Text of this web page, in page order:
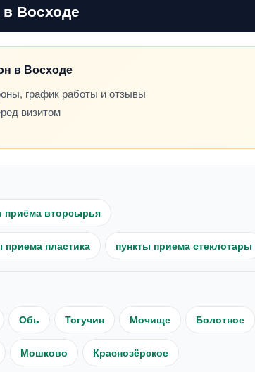
Восходе
в Восходе
график работы и отзывы
визитом
приёма вторсырья
приема пластика пункты приема стеклотары
Обь Тогучин Мочище Болотное
Мошково Краснозёрское